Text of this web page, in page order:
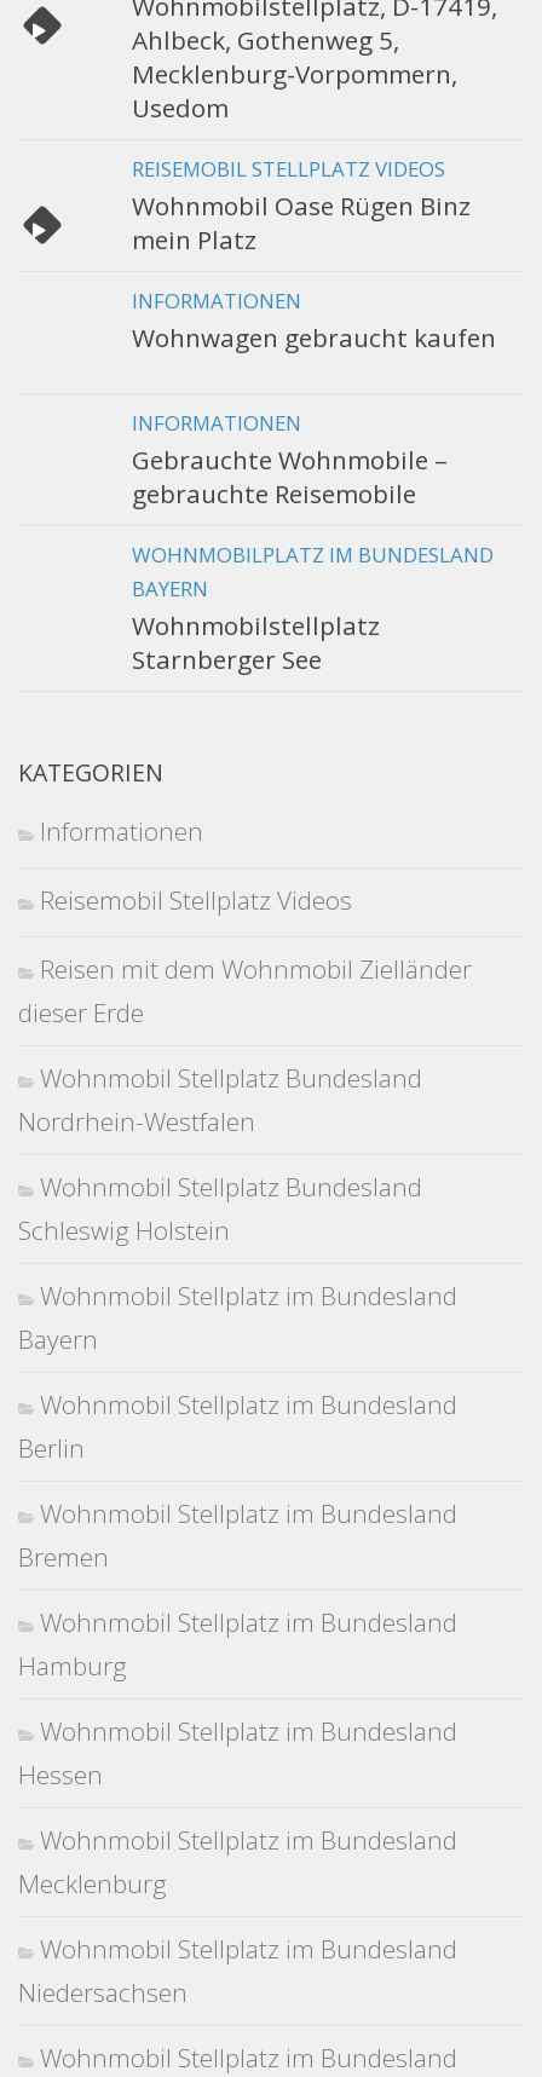
Ahlbeck, Gothenweg 5,
Mecklenburg-Vorpommern,
Usedom
REISEMOBIL STELLPLATZ VIDEOS
Wohnmobil Oase Rügen Binz
mein Platz
INFORMATIONEN
Wohnwagen gebraucht kaufen
INFORMATIONEN
Gebrauchte Wohnmobile –
gebrauchte Reisemobile
WOHNMOBILPLATZ IM BUNDESLAND
BAYERN
Wohnmobilstellplatz
Starnberger See
KATEGORIEN
Informationen
Reisemobil Stellplatz Videos
Reisen mit dem Wohnmobil Zielländer
dieser Erde
Wohnmobil Stellplatz Bundesland
Nordrhein-Westfalen
Wohnmobil Stellplatz Bundesland
Schleswig Holstein
Wohnmobil Stellplatz im Bundesland
Bayern
Wohnmobil Stellplatz im Bundesland
Berlin
Wohnmobil Stellplatz im Bundesland
Bremen
Wohnmobil Stellplatz im Bundesland
Hamburg
Wohnmobil Stellplatz im Bundesland
Hessen
Wohnmobil Stellplatz im Bundesland
Mecklenburg
Wohnmobil Stellplatz im Bundesland
Niedersachsen
Wohnmobil Stellplatz im Bundesland